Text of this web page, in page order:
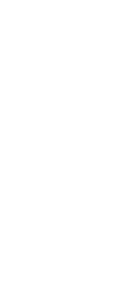
Thiết bị